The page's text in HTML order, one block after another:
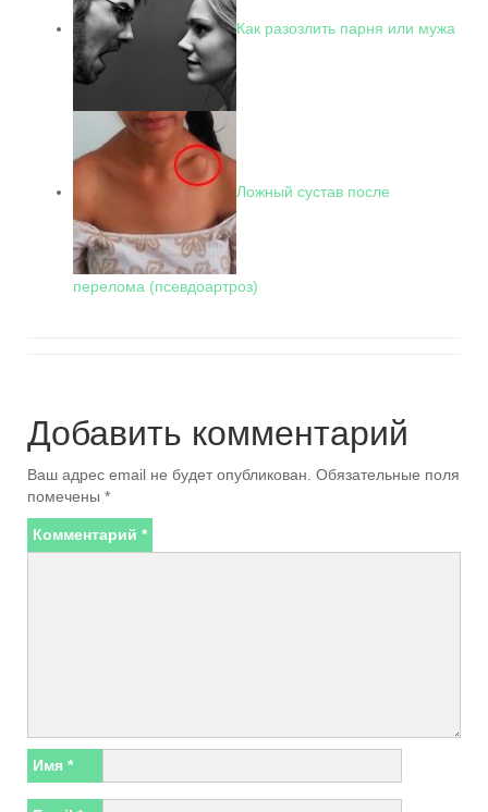
Как разозлить парня или мужа
Ложный сустав после
перелома (псевдоартроз)
Добавить комментарий
Ваш адрес email не будет опубликован. Обязательные поля
помечены *
Комментарий *
Имя *